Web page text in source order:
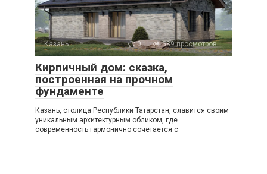
Казань 0 589 просмотров
Кирпичный дом: сказка,
построенная на прочном
фундаменте
Казань, столица Республики Татарстан, славится своим
уникальным архитектурным обликом, где
современность гармонично сочетается с